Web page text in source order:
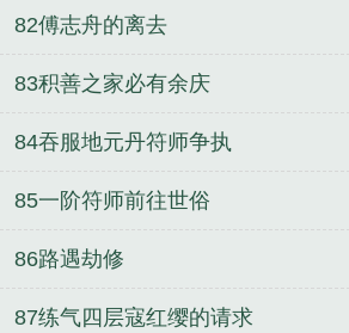
82傅志舟的离去
83积善之家必有余庆
84吞服地元丹符师争执
85一阶符师前往世俗
86路遇劫修
87练气四层寇红缨的请求